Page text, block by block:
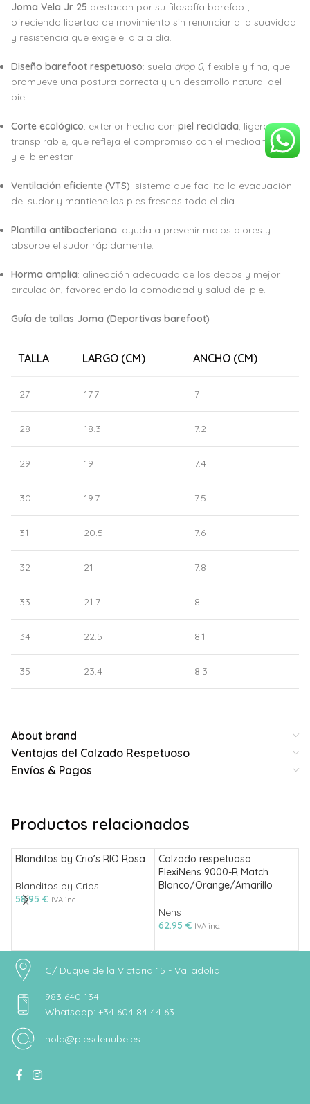
Joma Vela Jr 25 destacan por su filosofía barefoot,
ofreciendo libertad de movimiento sin renunciar a la suavidad
y resistencia que exige el día a día.
Diseño barefoot respetuoso: suela drop 0, flexible y fina, que
promueve una postura correcta y un desarrollo natural del
pie.
Corte ecológico: exterior hecho con piel reciclada, ligero y
transpirable, que refleja el compromiso con el medioambiente
y el bienestar.
Ventilación eficiente (VTS): sistema que facilita la evacuación
del sudor y mantiene los pies frescos todo el día.
Plantilla antibacteriana: ayuda a prevenir malos olores y
absorbe el sudor rápidamente.
Horma amplia: alineación adecuada de los dedos y mejor
circulación, favoreciendo la comodidad y salud del pie.
Guía de tallas Joma (Deportivas barefoot)
TALLA LARGO (CM) ANCHO (CM)
27 17.7 7
28 18.3 7.2
29 19 7.4
30 19.7 7.5
31 20.5 7.6
32 21 7.8
33 21.7 8
34 22.5 8.1
35 23.4 8.3
About brand
Ventajas del Calzado Respetuoso
Envíos & Pagos
Productos relacionados
Blanditos by Crio’s RIO Rosa
Blanditos by Crios
58.95 € IVA inc.
Calzado respetuoso
FlexiNens 9000-R Match
Blanco/Orange/Amarillo
Nens
62.95 € IVA inc.
C/ Duque de la Victoria 15 - Valladolid
983 640 134
Whatsapp: +34 604 84 44 63
hola@piesdenube.es